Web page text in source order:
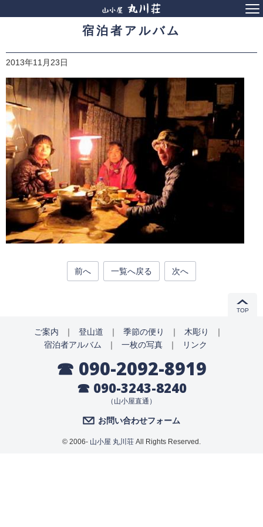
宿泊者アルバム
2013年11月23日
前へ 一覧へ戻る 次へ
ご案内 ｜ 登山道 ｜ 季節の便り ｜ 木彫り
｜
宿泊者アルバム
｜ 一枚の写真 ｜ リンク
☎ 090-2092-8919
☎ 090-3243-8240
（山小屋直通）
お問い合わせフォーム
© 2006- 山小屋 丸川荘 All Rights Reserved.
TOP